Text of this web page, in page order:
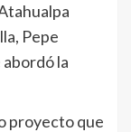
Pepe
la
proyecto que